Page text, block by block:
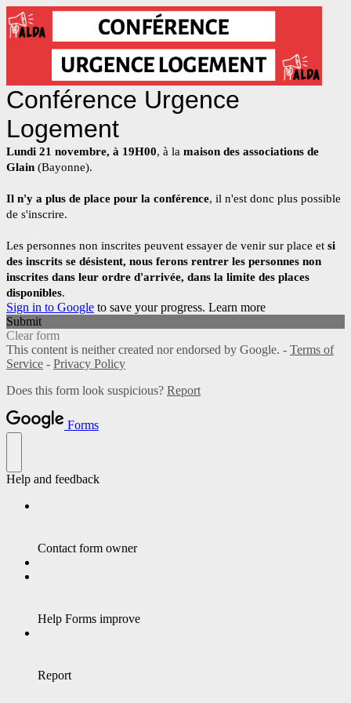
Conférence Urgence
Logement
Lundi 21 novembre, à 19H00, à la maison des associations de
Glain (Bayonne).
Il n'y a plus de place pour la conférence, il n'est donc plus possible
de s'inscrire.
Les personnes non inscrites peuvent essayer de venir sur place et si
des inscrits se désistent, nous ferons rentrer les personnes non
inscrites dans leur ordre d'arrivée, dans la limite des places
disponibles.
Sign in to Google to save your progress. Learn more
Submit
Clear form
This content is neither created nor endorsed by Google. - Terms of
Service - Privacy Policy
Does this form look suspicious? Report
Forms
Help and feedback
Contact form owner
Help Forms improve
Report